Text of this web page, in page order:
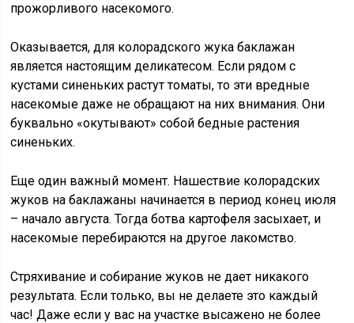
прожорливого насекомого.
Оказывается, для колорадского жука баклажан
является настоящим деликатесом. Если рядом с
кустами синеньких растут томаты, то эти вредные
насекомые даже не обращают на них внимания. Они
буквально «окутывают» собой бедные растения
синеньких.
Еще один важный момент. Нашествие колорадских
жуков на баклажаны начинается в период конец июля
– начало августа. Тогда ботва картофеля засыхает, и
насекомые перебираются на другое лакомство.
Стряхивание и собирание жуков не дает никакого
результата. Если только, вы не делаете это каждый
час! Даже если у вас на участке высажено не более